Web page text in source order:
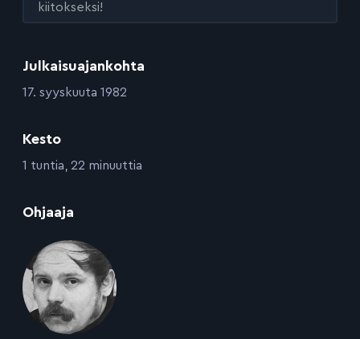
Julkaisuajankohta
:17. syyskuuta 1982
Kesto
:1 tuntia, 22 minuuttia
Ohjaaja
kiitokseksi!